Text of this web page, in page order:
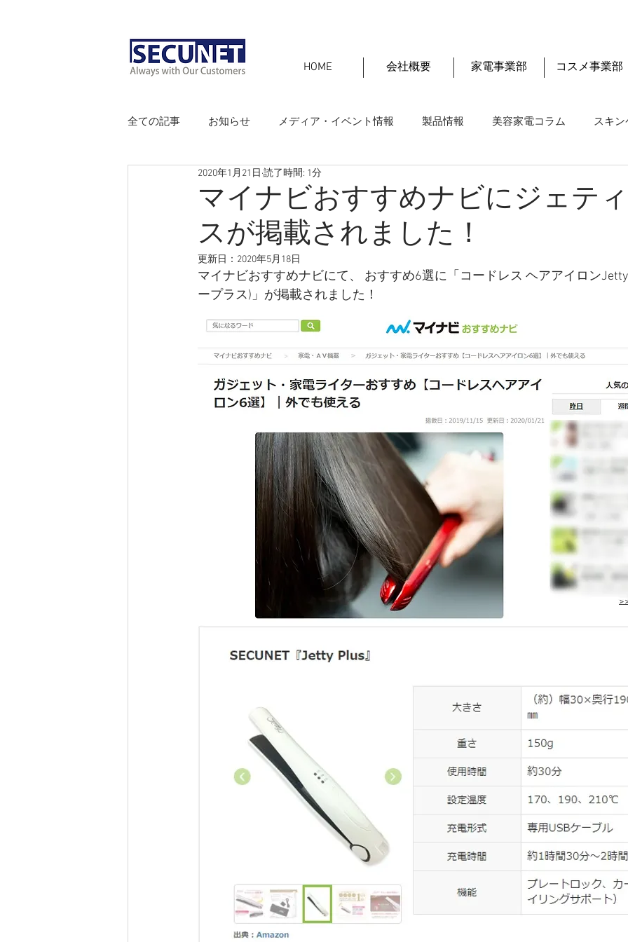
HOME 会社概要 家電事業部 コスメ事業部
全ての記事 お知らせ メディア・イベント情報 製品情報 美容家電コラム スキ
マイナビおすすめナビにジェテ
スが掲載されました！
2020年1月21日 読了時間: 1分
更新日： 2020年5月18日
マイナビおすすめナビにて、 おすすめ6選に「コードレス ヘアアイロン
ープラス)」が掲載されました！